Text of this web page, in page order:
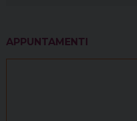
APPUNTAMENTI